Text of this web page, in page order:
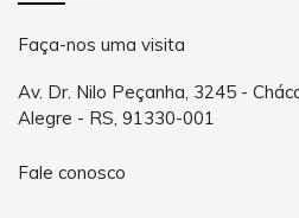
Faça-nos uma visita
Av. Dr. Nilo Peçanha, 3245 -
Alegre - RS, 91330-001
Fale conosco